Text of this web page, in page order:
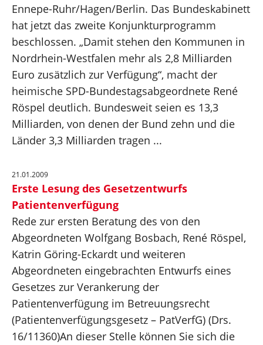
Ennepe-Ruhr/Hagen/Berlin. Das Bundeskabinett
hat jetzt das zweite Konjunkturprogramm
beschlossen. „Damit stehen den Kommunen in
Nordrhein-Westfalen mehr als 2,8 Milliarden
Euro zusätzlich zur Verfügung“, macht der
heimische SPD-Bundestagsabgeordnete René
Röspel deutlich. Bundesweit seien es 13,3
Milliarden, von denen der Bund zehn und die
Länder 3,3 Milliarden tragen ...
21.01.2009
Erste Lesung des Gesetzentwurfs
Patientenverfügung
Rede zur ersten Beratung des von den
Abgeordneten Wolfgang Bosbach, René Röspel,
Katrin Göring-Eckardt und weiteren
Abgeordneten eingebrachten Entwurfs eines
Gesetzes zur Verankerung der
Patientenverfügung im Betreuungsrecht
(Patientenverfügungsgesetz – PatVerfG) (Drs.
16/11360)An dieser Stelle können Sie sich die